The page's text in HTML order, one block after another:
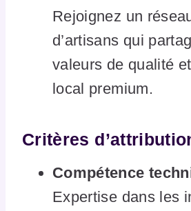
Rejoignez un
d’artisans qui
valeurs de qualité
local premium.
Critères
Compétence
Expertise dans les